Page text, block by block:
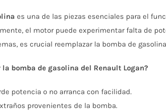
es una de las piezas esenciales para el
el motor puede experimentar falta de
es crucial reemplazar la bomba de
bomba de gasolina del Renault Logan?
potencia o no arranca con facilidad.
provenientes de la bomba.